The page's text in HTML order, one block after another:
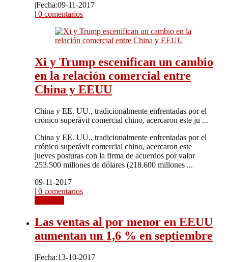
|Fecha:09-11-2017
| 0 comentarios
Xi y Trump escenifican un cambio
en la relación comercial entre
China y EEUU
China y EE. UU., tradicionalmente enfrentadas por el
crónico superávit comercial chino, acercaron este ju ...
China y EE. UU., tradicionalmente enfrentadas por el
crónico superávit comercial chino, acercaron este
jueves posturas con la firma de acuerdos por valor
253.500 millones de dólares (218.600 millones ...
09-11-2017
| 0 comentarios
Las ventas al por menor en EEUU
aumentan un 1,6 % en septiembre
|Fecha:13-10-2017